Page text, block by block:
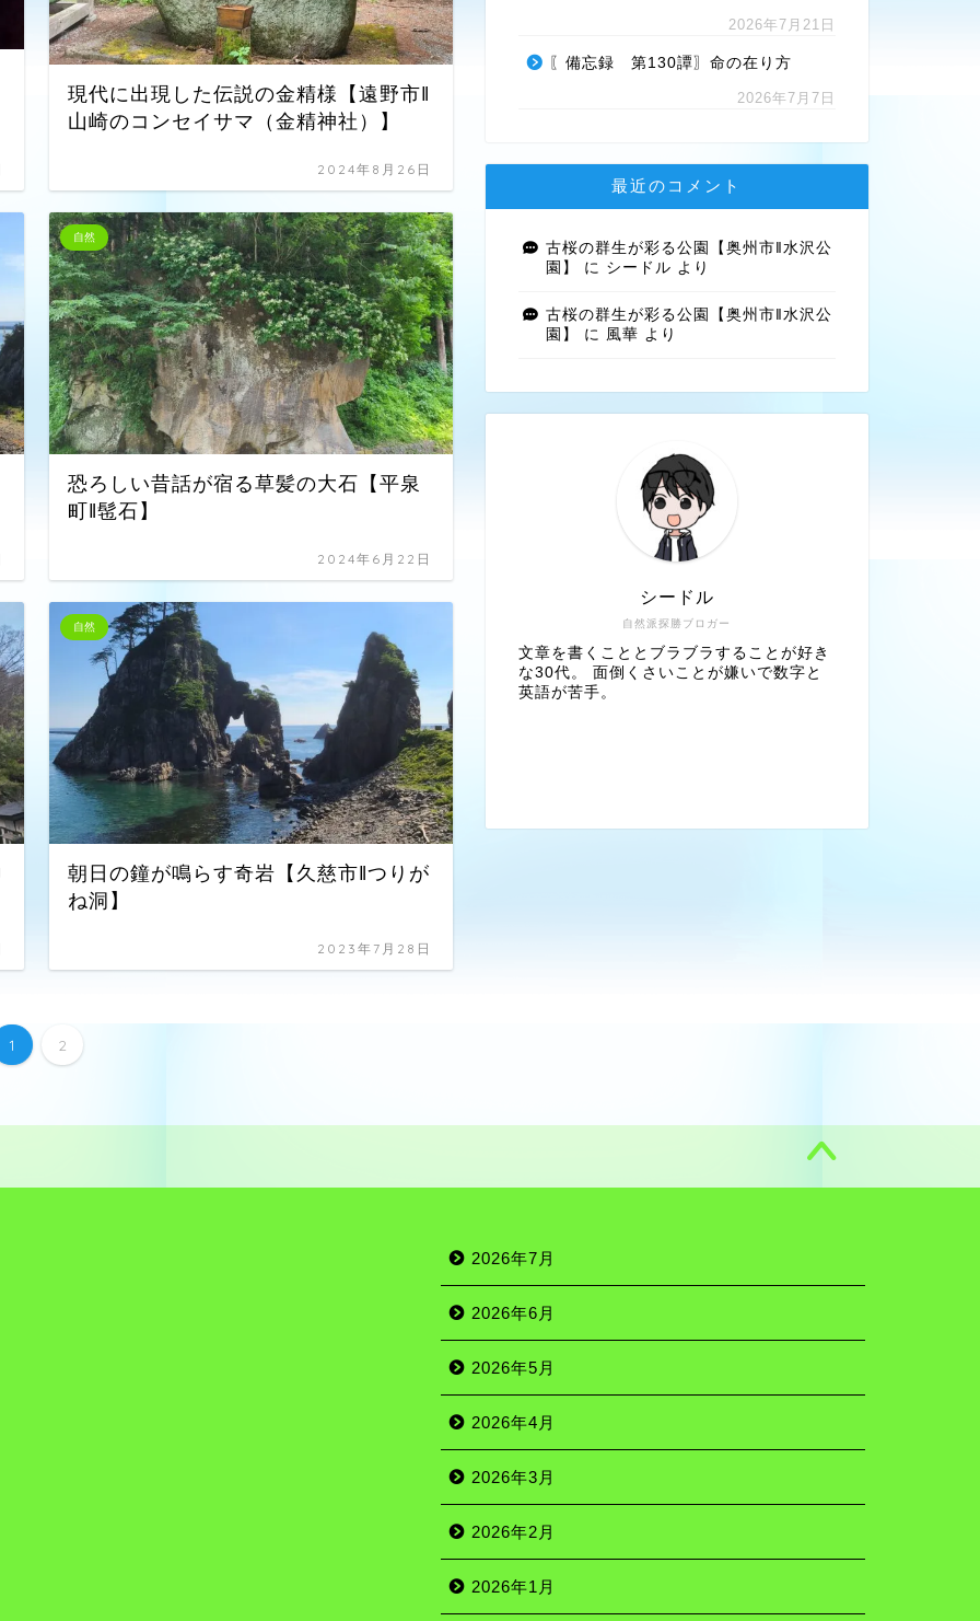
現代に出現した伝説の金精様【遠野市‖
山崎のコンセイサマ（金精神社）】
2024年8月26日
自然
恐ろしい昔話が宿る草髪の大石【平泉
町‖髢石】
2024年6月22日
自然
朝日の鐘が鳴らす奇岩【久慈市‖つりが
ね洞】
2023年7月28日
1 2
2026年7月21日
〖備忘録 第130譚〗命の在り方
2026年7月7日
最近のコメント
古桜の群生が彩る公園【奥州市‖水沢公
園】
に シードル より
古桜の群生が彩る公園【奥州市‖水沢公
園】
に 風華 より
自然派探勝ブロガー
シードル
文章を書くこととブラブラすることが好き
な30代。 面倒くさいことが嫌いで数字と
英語が苦手。
2026年7月
2026年6月
2026年5月
2026年4月
2026年3月
2026年2月
2026年1月